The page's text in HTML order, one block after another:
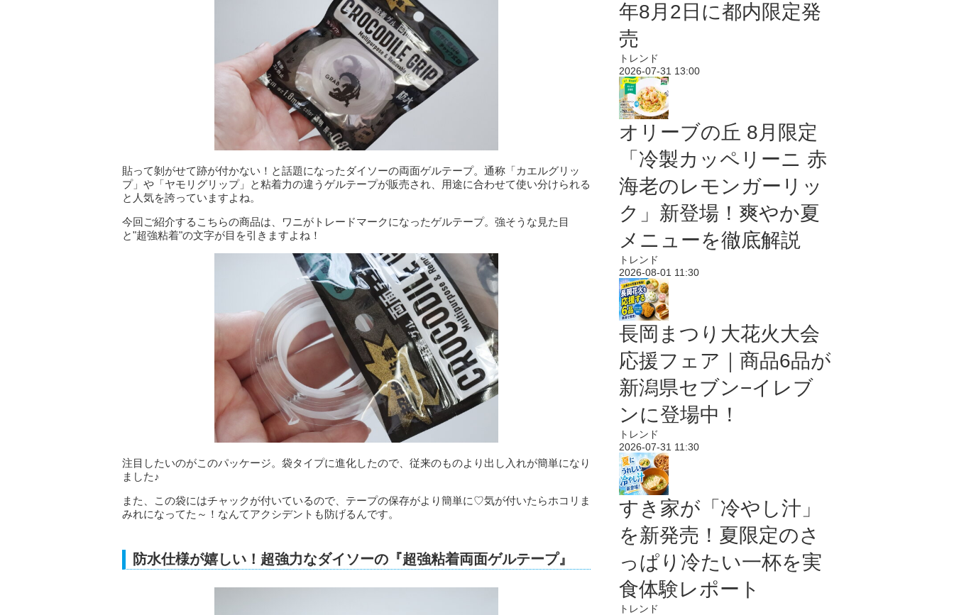
貼って剝がせて跡が付かない！と話題になったダイソーの両面ゲルテープ。通称「カエルグリッ
プ」や「ヤモリグリップ」と粘着力の違うゲルテープが販売され、用途に合わせて使い分けられる
と人気を誇っていますよね。
今回ご紹介するこちらの商品は、ワニがトレードマークになったゲルテープ。強そうな見た目
と"超強粘着"の文字が目を引きますよね！
注目したいのがこのパッケージ。袋タイプに進化したので、従来のものより出し入れが簡単になり
ました♪
また、この袋にはチャックが付いているので、テープの保存がより簡単に♡気が付いたらホコリま
みれになってた～！なんてアクシデントも防げるんです。
防水仕様が嬉しい！超強力なダイソーの『超強粘着両面ゲルテープ』
年8月2日に都内限定発
売
トレンド
2026-07-31 13:00
オリーブの丘 8月限定
「冷製カッペリーニ 赤
海老のレモンガーリッ
ク」新登場！爽やか夏
メニューを徹底解説
トレンド
2026-08-01 11:30
長岡まつり大花火大会
応援フェア｜商品6品が
新潟県セブン−イレブ
ンに登場中！
トレンド
2026-07-31 11:30
すき家が「冷やし汁」
を新発売！夏限定のさ
っぱり冷たい一杯を実
食体験レポート
トレンド